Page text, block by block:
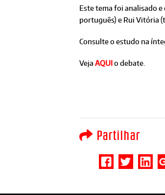
Este tema foi analisado
português) e Rui Vitória
Consulte o estudo na
Veja AQUIo debate.
Partilhar